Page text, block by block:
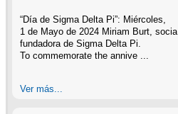
“Día de Sigma Delta Pi”: Miércoles,
1 de Mayo de 2024 Miriam Burt, socia
fundadora de Sigma Delta Pi.
To commemorate the annive ...
Ver más...